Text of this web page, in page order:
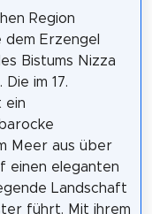
Region
dem Erzengel
Bistums Nizza
im 17.
ein
Meer aus über
einen eleganten
Landschaft
führt. Mit ihrem